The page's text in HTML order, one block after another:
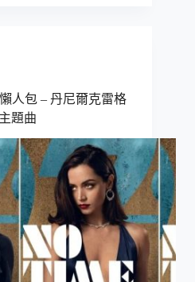
人包 – 丹尼爾克雷格
題曲